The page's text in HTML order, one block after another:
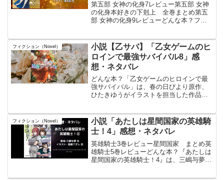
第五部 女神の化身7レビュー第五部 女神
の化身本好きの下剋上 全巻まとめ第五
部 女神の化身9レビューどんな本？フェ
神」のようなゲオルギーネに関する密告
があったことで粛清が...
フィクション（Novel）
小説【乙サバ】「乙女ゲームのヒ
ロインで最強サバイバル8」感
想・ネタバレ
どんな本？「乙女ゲームのヒロインで最
強サバイバル」は、春の日びより原作、
ひたきゆうがイラストを担当した作品。
ームのヒロイン”であると知り、その運命
（シナリオ）をぶち壊...
フィクション（Novel）
小説「あたしは星間国家の英雄騎
士！4」感想・ネタバレ
英雄騎士3巻レビュー星間国家 まとめ英
雄騎士5巻レビューどんな本？『あたしは
星間国家の英雄騎士！4』は、三嶋与夢に